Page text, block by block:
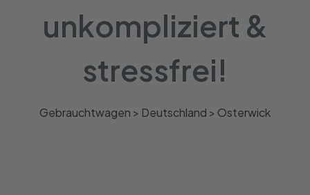
unkompliziert &
stressfrei!
Gebrauchtwagen > Deutschland > Osterwick